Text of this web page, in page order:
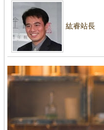
紘睿站長